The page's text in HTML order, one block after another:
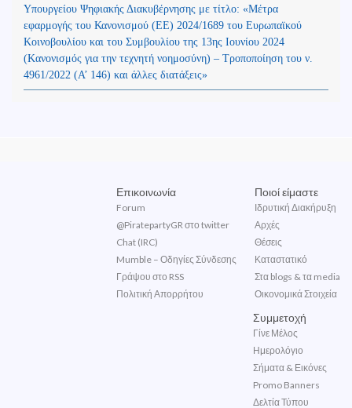
Υπουργείου Ψηφιακής Διακυβέρνησης με τίτλο: «Μέτρα
εφαρμογής του Κανονισμού (ΕΕ) 2024/1689 του Ευρωπαϊκού
Κοινοβουλίου και του Συμβουλίου της 13ης Ιουνίου 2024
(Kανονισμός για την τεχνητή νοημοσύνη) – Τροποποίηση του ν.
4961/2022 (Α’ 146) και άλλες διατάξεις»
Επικοινωνία
Forum
@PiratepartyGR στο twitter
Chat (IRC)
Mumble – Οδηγίες Σύνδεσης
Γράψου στο RSS
Πολιτική Απορρήτου
Ποιοί είμαστε
Ιδρυτική Διακήρυξη
Αρχές
Θέσεις
Καταστατικό
Στα blogs & τα media
Οικονομικά Στοιχεία
Συμμετοχή
Γίνε Μέλος
Ημερολόγιο
Σήματα & Εικόνες
Promo Banners
Δελτία Τύπου